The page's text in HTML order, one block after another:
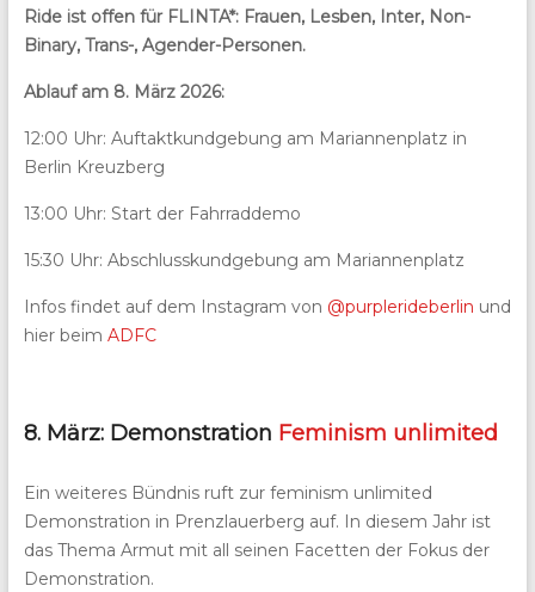
Ride ist offen für FLINTA*: Frauen, Lesben, Inter, Non-
Binary, Trans-, Agender-Personen.
Ablauf am 8. März 2026:
12:00 Uhr: Auftaktkundgebung am Mariannenplatz in
Berlin Kreuzberg
13:00 Uhr: Start der Fahrraddemo
15:30 Uhr: Abschlusskundgebung am Mariannenplatz
Infos findet auf dem Instagram von @purplerideberlin und
hier beim ADFC
8. März: Demonstration Feminism unlimited
Ein weiteres Bündnis ruft zur feminism unlimited
Demonstration in Prenzlauerberg auf. In diesem Jahr ist
das Thema Armut mit all seinen Facetten der Fokus der
Demonstration.